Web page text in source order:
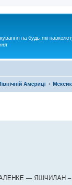
на будь-які
Америці
— ЯШЧИЛАН